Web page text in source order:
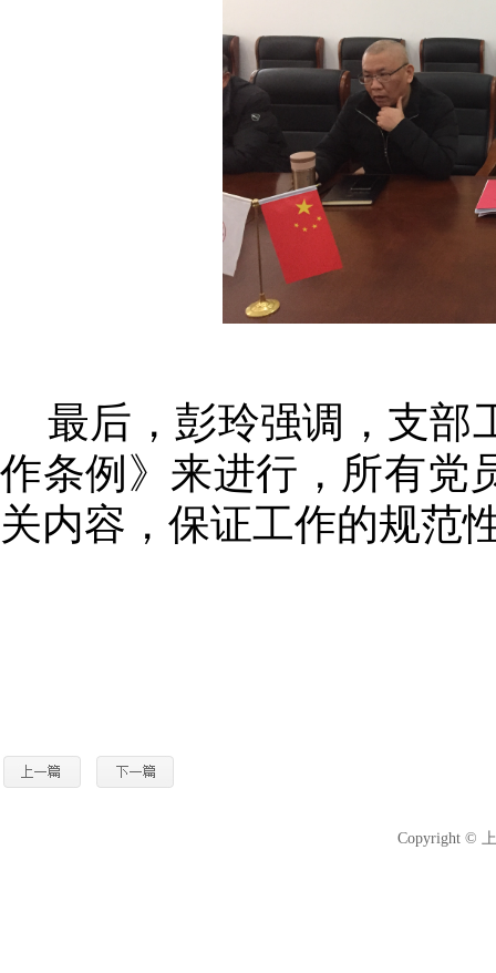
最后，彭玲强调，支部
作条例》来进行，所有党
关内容，保证工作的规范
Copyright ©